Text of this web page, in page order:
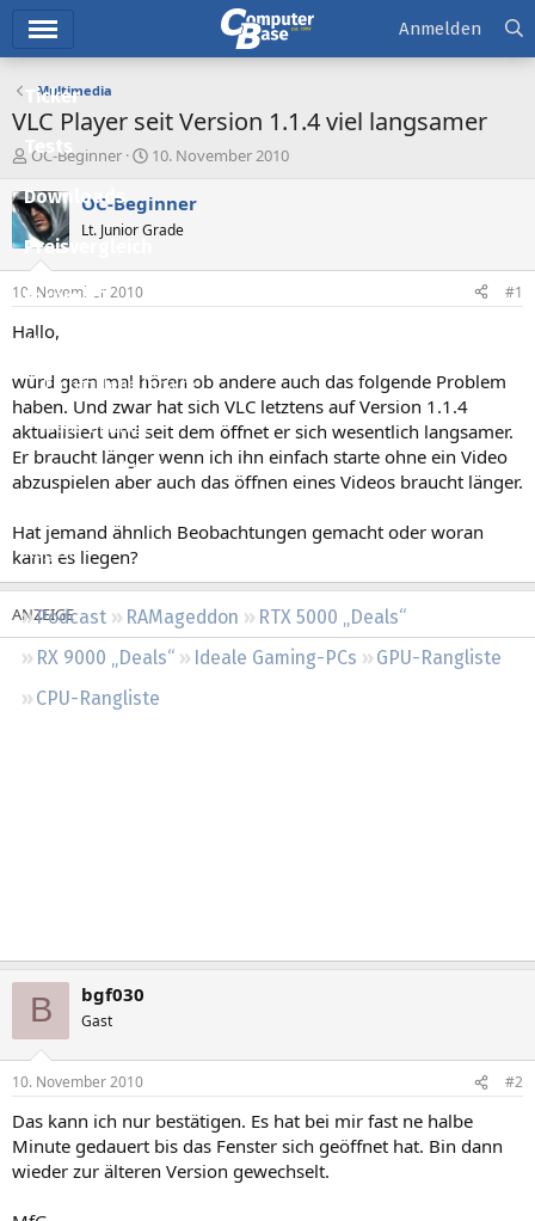
Ticker
Tests
Downloads
Preisvergleich
Forum
Aktuelles
Empfohlene Inhalte
Neue Beiträge
Neueste Aktivitäten
Regeln
Podcast RAMageddon
RTX 5000 „Deals“
RX 9000 „Deals“
Ideale Gaming-PCs
GPU-Rangliste
CPU-Rangliste
Anmelden
Multimedia
VLC Player seit Version 1.1.4 viel langsamer
E
s
t
e
e
r
OC-Beginner
E
s
e
t
10. November 2010
OC-Beginner
Lt. Junior Grade
10. November 2010 #1
Hallo,
würd gern mal hören ob andere auch das folgende Problem
haben. Und zwar hat sich VLC letztens auf Version 1.1.4
aktualisiert und seit dem öffnet er sich wesentlich langsamer.
Er braucht länger wenn ich ihn einfach starte ohne ein Video
abzuspielen aber auch das öffnen eines Videos braucht länger.
Hat jemand ähnlich Beobachtungen gemacht oder woran
kann es liegen?
B bgf030
Gast
10. November 2010 #2
Das kann ich nur bestätigen. Es hat bei mir fast ne halbe
Minute gedauert bis das Fenster sich geöffnet hat. Bin dann
wieder zur älteren Version gewechselt.